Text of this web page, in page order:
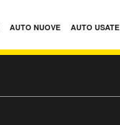
AUTO NUOVE AUTO USATE